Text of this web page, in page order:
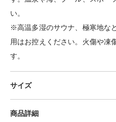
い。
※高温多湿のサウナ、極寒地な
用はお控えください。火傷や凍
す。
サイズ
商品詳細